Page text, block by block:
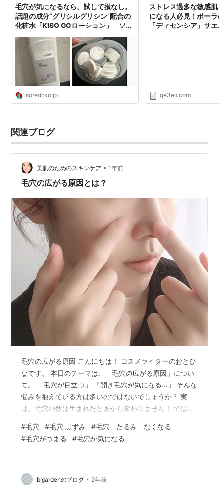
毛穴が気になるなら、試して損なし。
話題の成分“グリシルグリシン”配合の
化粧水「KISO GGローション」 - ソレ
soredoko.jp
ストレス過多な敏感
になる人必見！ポー
「ディセンシア」サ
qe3ep.com
関連ブログ
美肌のためのスキンケア • 1年前
毛穴の広がる原因とは？
毛穴の広がる原因 こんにちは！ コスメライターのおとひ
なです。 本日のテーマは、「毛穴の広がる原因」につい
て。 「毛穴が目立つ」 「開き毛穴が気になる…」 そんな
悩みを抱えている方は多いのではないでしょうか？ 実
は、毛穴の数は生まれたときから変わりません！ では、
が目立つ原因 について詳しく解説します。 ■毛穴の数は
増えない！では、なぜ広がる？ 毛穴の数は 生まれたとき
から約20万個あり、一生変わりません。 しかし、年齢と
ともに毛穴が広がって目立つようになります。 大きな原
因は 「皮脂の過剰分泌」 と 「肌の老化」 です。 ✔皮脂
#毛穴 #毛穴 黒ずみ #毛穴 たるみ なくなる
#毛穴がつまる #毛穴が気になる
bigardenのブログ • 2年前